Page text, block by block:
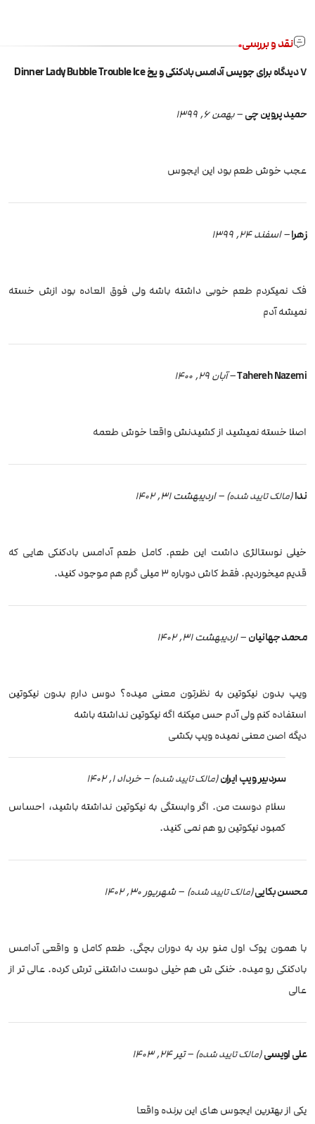
نقد و بررسی
7 دیدگاه برای جویس آدامس بادکنکی و یخ Dinner Lady Bubble Trouble Ice
حمید پروین چی–بهمن 6, 1399
عجب خوش طعم بود این ایجوس
زهرا– اسفند 24, 1399
فک نمیکردم طعم خوبی داشته باشه ولی فوق العاده بود ازش خسته
نمیشه آدم
Tahereh Nazemi
–آبان 29, 1400
اصلا خسته نمیشید از کشیدنش واقعا خوش طعمه
ندا(مالک تایید شده) –اردیبهشت 31, 1402
خیلی نوستالژی داشت این طعم. کامل طعم آدامس بادکنکی هایی که
قدیم میخوردیم. فقط کاش دوباره 3 میلی گرم هم موجود کنید.
محمد جهانیان–اردیبهشت 31, 1402
ویپ بدون نیکوتین به نظرتون معنی میده؟ دوس دارم بدون نیکوتین
استفاده کنم ولی آدم حس میکنه اگه نیکوتین نداشته باشه
دیگه اصن معنی نمیده ویپ بکشی
سردبیر ویپ ایران(مالک تایید شده) – خرداد 1, 1402
سلام دوست من. اگر وابستگی به نیکوتین نداشته باشید، احساس
کمبود نیکوتین رو هم نمی کنید.
محسن بکایی(مالک تایید شده) –شهریور 30, 1402
با همون پوک اول منو برد به دوران بچگی. طعم کامل و واقعی آدامس
بادکنکی رو میده. خنکی ش هم خیلی دوست داشتنی ترش کرده. عالی تر از
عالی
علی اویسی(مالک تایید شده) –تیر 24, 1403
یکی از بهترین ایجوس های این برنده واقعا